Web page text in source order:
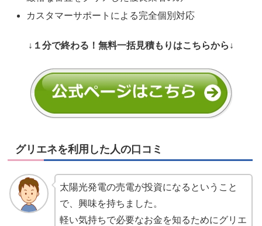
カスタマーサポートによる完全個別対応
↓１分で終わる！無料一括見積もりはこちらから↓
グリエネを利用した人の口コミ
太陽光発電の売電が投資になるということ
で、興味を持ちました。
軽い気持ちで必要なお金を知るためにグリエ